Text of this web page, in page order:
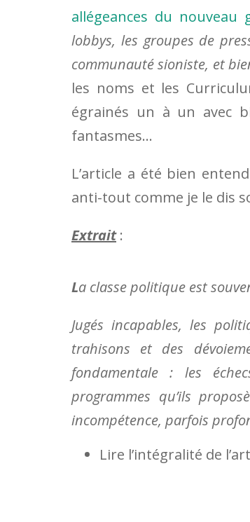
allégeances du nouveau
lobbys, les groupes de
communauté sioniste, et
les noms et les
égrainés un à un avec
fantasmes…
L’article a été bien
anti-tout comme je le dis
Extrait:
La classe politique est
Jugés incapables, les
trahisons et des
fondamentale : les
programmes qu’ils
incompétence, parfois
Lire l’intégralité de